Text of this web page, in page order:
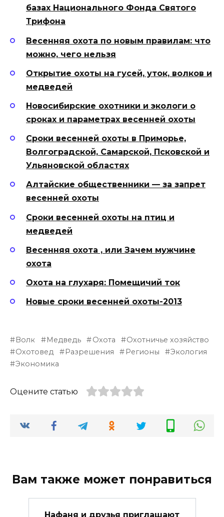
базах Национального Фонда Святого
Трифона
Весенняя охота по новым правилам: что
можно, чего нельзя
Открытие охоты на гусей, уток, волков и
медведей
Новосибирские охотники и экологи о
сроках и параметрах весенней охоты
Сроки весенней охоты в Приморье,
Волгоградской, Самарской, Псковской и
Ульяновской областях
Алтайские общественники — за запрет
весенней охоты
Сроки весенней охоты на птиц и
медведей
Весенняя охота , или Зачем мужчине
охота
Охота на глухаря: Помещичий ток
Новые сроки весенней охоты-2013
Волк Медведь Охота
Охотничье хозяйство
Охотовед
Разрешения Регионы
Экология
Экономика
Оцените статью
Вам также может понравиться
Нафаня и друзья приглашают